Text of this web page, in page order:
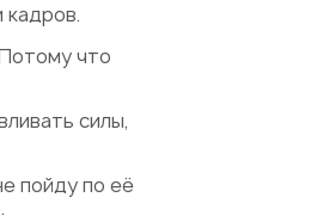
кадров.
что
силы,
пойду по её